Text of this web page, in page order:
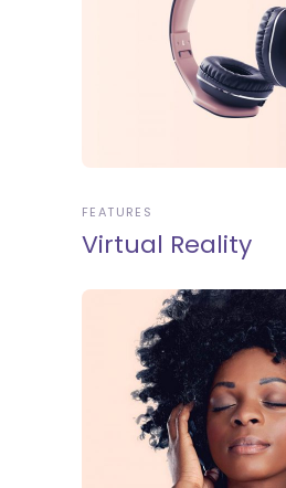
FEATURES
Virtual Reality